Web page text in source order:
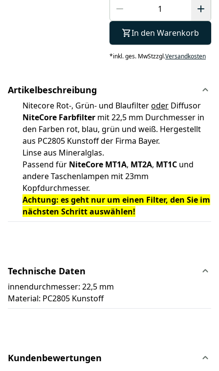
In den Warenkorb
*inkl. ges. MwStzzgl.Versandkosten
Artikelbeschreibung
Nitecore Rot-, Grün- und Blaufilteroder Diffusor
NiteCore Farbfilter mit 22,5 mm Durchmesser in
den Farben rot, blau, grün und weiß. Hergestellt
aus PC2805 Kunstoff der Firma Bayer.
Linse aus Mineralglas.
Passend für NiteCore MT1A, MT2A, MT1C und
andere Taschenlampen mit 23mm
Kopfdurchmesser.
Achtung: es geht nur um einen Filter, den Sie im
nächsten Schritt auswählen!
Technische Daten
innendurchmesser: 22,5 mm
Material: PC2805 Kunstoff
Kundenbewertungen